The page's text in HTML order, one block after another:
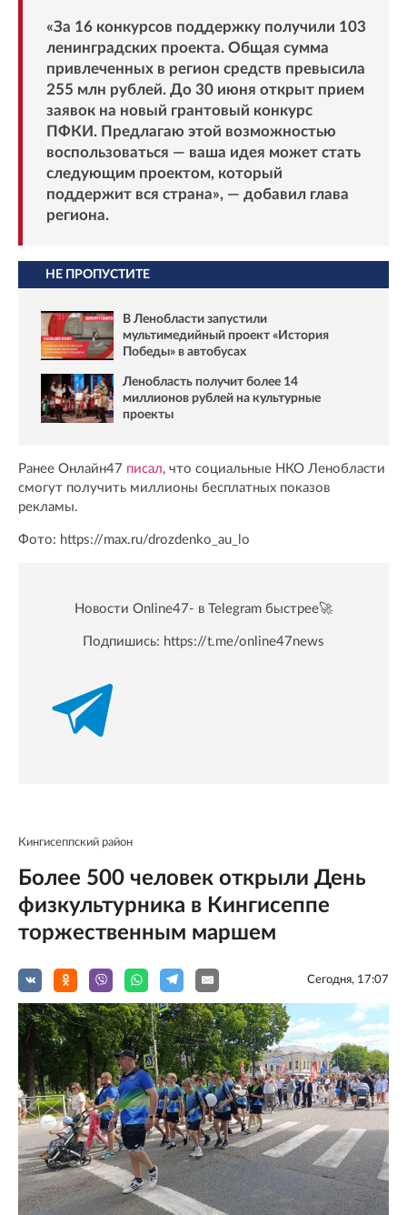
«За 16 конкурсов поддержку получили 103
ленинградских проекта. Общая сумма
привлеченных в регион средств превысила
255 млн рублей. До 30 июня открыт прием
заявок на новый грантовый конкурс
ПФКИ. Предлагаю этой возможностью
воспользоваться — ваша идея может стать
следующим проектом, который
поддержит вся страна», — добавил глава
региона.
НЕ ПРОПУСТИТЕ
В Ленобласти запустили
мультимедийный проект «История
Победы» в автобусах
Ленобласть получит более 14
миллионов рублей на культурные
проекты
Ранее Онлайн47 писал, что социальные НКО Ленобласти
смогут получить миллионы бесплатных показов
рекламы.
Фото: https://max.ru/drozdenko_au_lo
Новости Online47- в Telegram быстрее🚀
Подпишись: https://t.me/online47news
Кингисеппский район
Более 500 человек открыли День
физкультурника в Кингисеппе
торжественным маршем
Сегодня, 17:07